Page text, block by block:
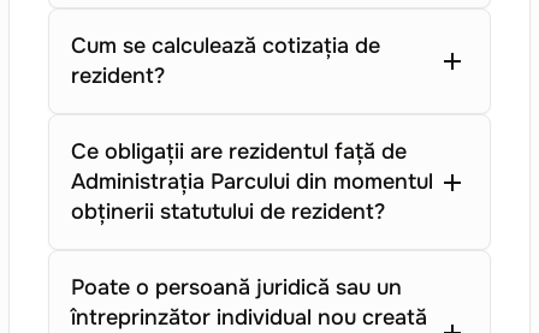
Cum se calculează cotizația de
rezident?
Ce obligații are rezidentul față de
Administrația Parcului din momentul
obținerii statutului de rezident?
Poate o persoană juridică sau un
întreprinzător individual nou creată